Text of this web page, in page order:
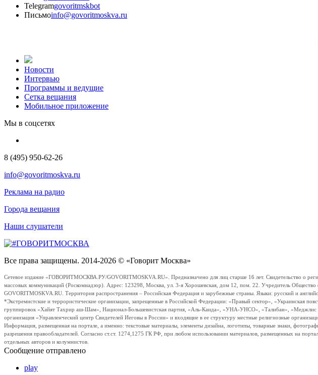
Telegramgovoritmskbot
Письмоinfo@govoritmoskva.ru
Новости
Интервью
Программы и ведущие
Сетка вещания
Мобильное приложение
Мы в соцсетях
8 (495) 950-62-26
info@govoritmoskva.ru
Реклама на радио
Города вещания
Наши слушатели
Все права защищены. 2014-2026 © «Говорит Москва»
Сетевое издание «ГОВОРИТМОСКВА.РУ/GOVORITMOSKVA.RU». Предназначено для лиц старше 16 лет. Свидетельство о
массовых коммуникаций (Роскомнадзор). Адрес: 123298, Москва, ул. 3-я Хорошевская, дом 12, пом. 22. Учредитель
GOVORITMOSKVA.RU. Территория распространения – Российская Федерация и зарубежные страны. Языки: русский и
*Экстремистские и террористические организации, запрещенные в Российской Федерации: «Правый сектор»,
группировок «Хайят Тахрир аш-Шам», Национал-Большевистская партия, «Аль-Каида», «УНА-УНСО», «Талибан», «Меджлис
организация «Управленческий центр Свидетелей Иеговы в России» и входящие в ее структуру местные религиозные
Информация, размещенная на портале, а именно: текстовые материалы, элементы дизайна, логотипы, товарные знаки,
разрешения правообладателей. Согласно ст.ст. 1274,1275 ГК РФ, при любом использовании материалов, размещенных на
отдельных авторов и колумнистов.
Сообщение отправлено
play